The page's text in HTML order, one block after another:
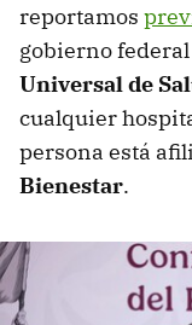
reportamos
gobierno
Universal de
cualquier
persona está
Bienestar.